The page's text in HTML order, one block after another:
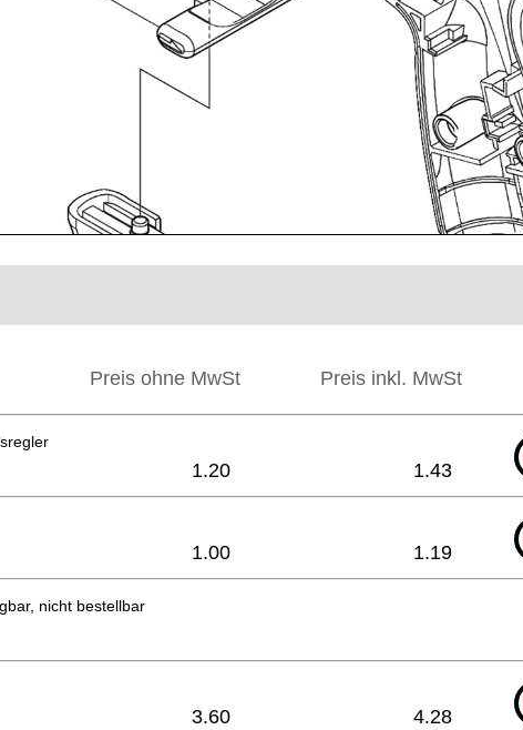
Preis ohne MwSt Preis inkl. MwSt
1.20 1.43
1.00 1.19
nicht bestellbar
3.60 4.28